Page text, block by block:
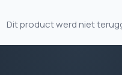
Dit product werd niet